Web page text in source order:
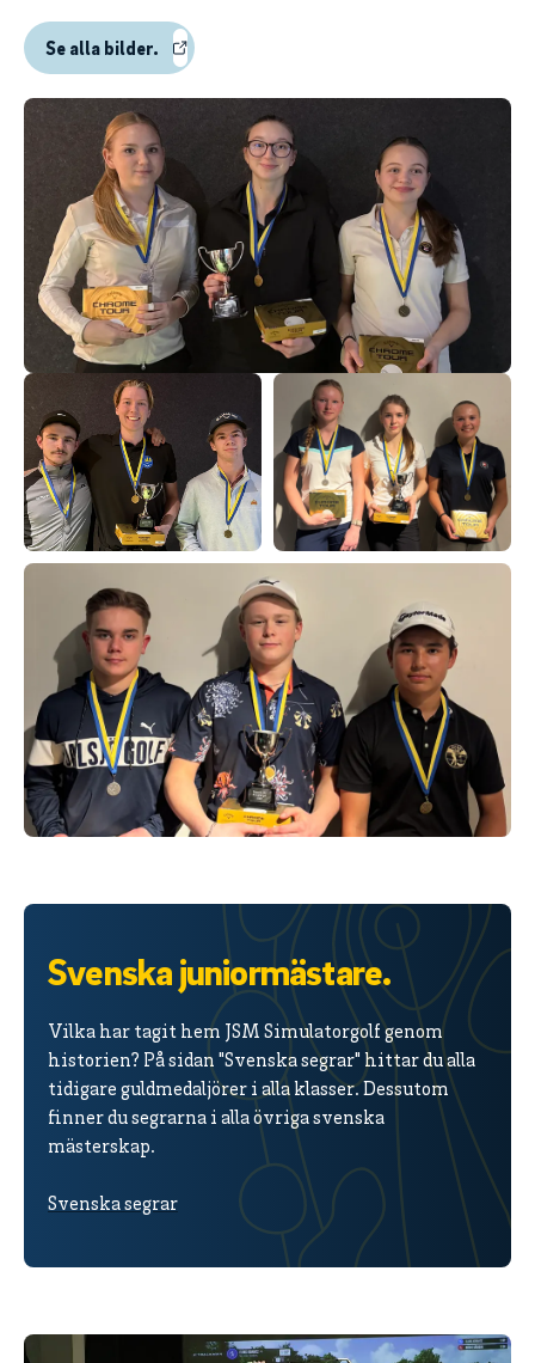
Se alla bilder.
Svenska juniormästare.
Vilka har tagit hem JSM Simulatorgolf genom
historien? På sidan "Svenska segrar" hittar du alla
tidigare guldmedaljörer i alla klasser. Dessutom
finner du segrarna i alla övriga svenska
mästerskap.
Svenska segrar